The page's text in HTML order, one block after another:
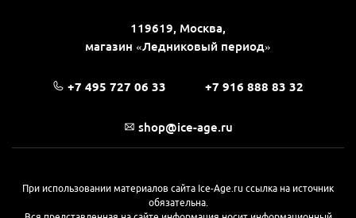
119619, Москва,
магазин «Ледниковый период»
+7 495 727 06 33 +7 916 888 83 32
shop@ice-age.ru
При использовании материалов сайта Ice-Age.ru ссылка на источник
обязательна.